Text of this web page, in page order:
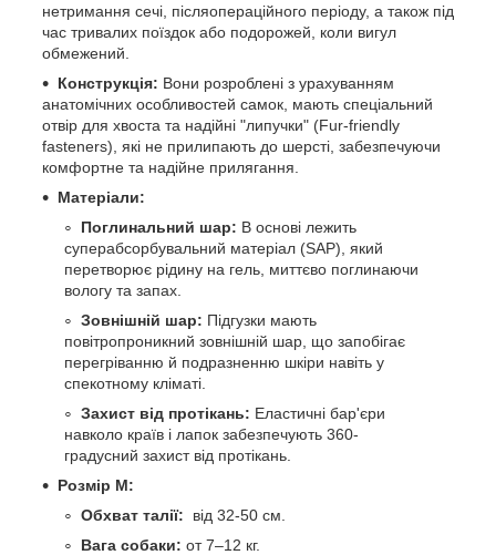
нетримання сечі, післяопераційного періоду, а також під
час тривалих поїздок або подорожей, коли вигул
обмежений.
Конструкція: Вони розроблені з урахуванням
анатомічних особливостей самок, мають спеціальний
отвір для хвоста та надійні "липучки" (Fur-friendly
fasteners), які не прилипають до шерсті, забезпечуючи
комфортне та надійне прилягання.
Матеріали:
Поглинальний шар: В основі лежить
суперабсорбувальний матеріал (SAP), який
перетворює рідину на гель, миттєво поглинаючи
вологу та запах.
Зовнішній шар: Підгузки мають
повітропроникний зовнішній шар, що запобігає
перегріванню й подразненню шкіри навіть у
спекотному кліматі.
Захист від протікань: Еластичні бар'єри
навколо країв і лапок забезпечують 360-
градусний захист від протікань.
Розмір M:
Обхват талії: від 32-50 см.
Вага собаки: от 7–12 кг.